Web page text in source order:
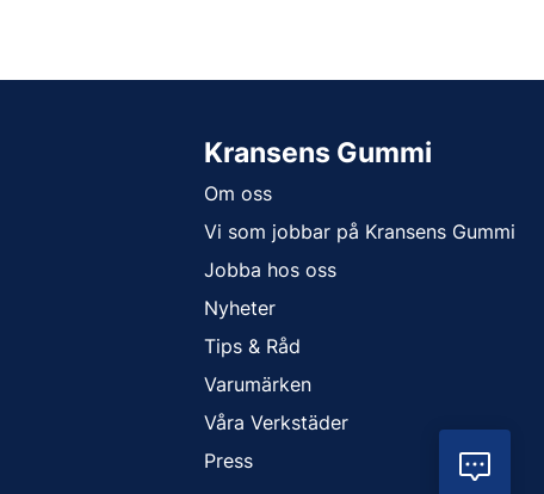
Kransens Gummi
Om oss
Vi som jobbar på Kransens Gummi
Jobba hos oss
Nyheter
Tips & Råd
Varumärken
Våra Verkstäder
Press